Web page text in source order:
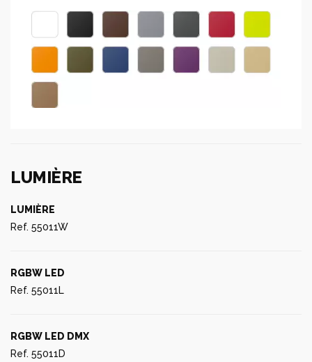
LUMIÈRE
LUMIÈRE
Ref. 55011W
RGBW LED
Ref. 55011L
RGBW LED DMX
Ref. 55011D